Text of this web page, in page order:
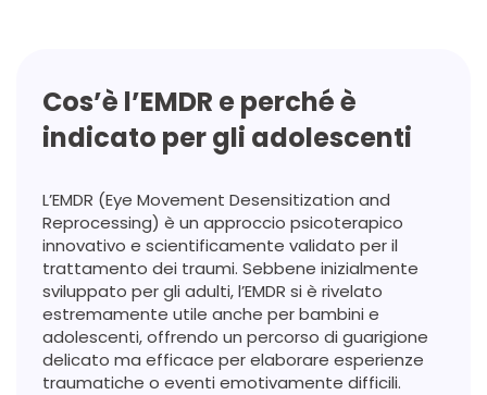
Cos’è l’EMDR e perché è
indicato per gli adolescenti
L’EMDR (Eye Movement Desensitization and
Reprocessing) è un approccio psicoterapico
innovativo e scientificamente validato per il
trattamento dei traumi. Sebbene inizialmente
sviluppato per gli adulti, l’EMDR si è rivelato
estremamente utile anche per bambini e
adolescenti, offrendo un percorso di guarigione
delicato ma efficace per elaborare esperienze
traumatiche o eventi emotivamente difficili.